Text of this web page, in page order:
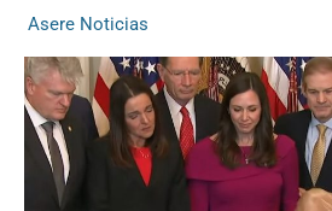
Asere Noticias